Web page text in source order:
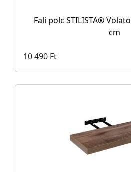
Fali polc STILISTA®
cm
10 490 Ft